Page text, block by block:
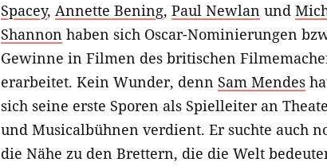
Spacey, Annette Bening, Paul Newlan und
Shannon haben sich Oscar-Nominierungen
Gewinne in Filmen des britischen
erarbeitet. Kein Wunder, denn Sam Mendes
sich seine erste Sporen als Spielleiter an
und Musicalbühnen verdient. Er suchte auch
die Nähe zu den Brettern, die die Welt